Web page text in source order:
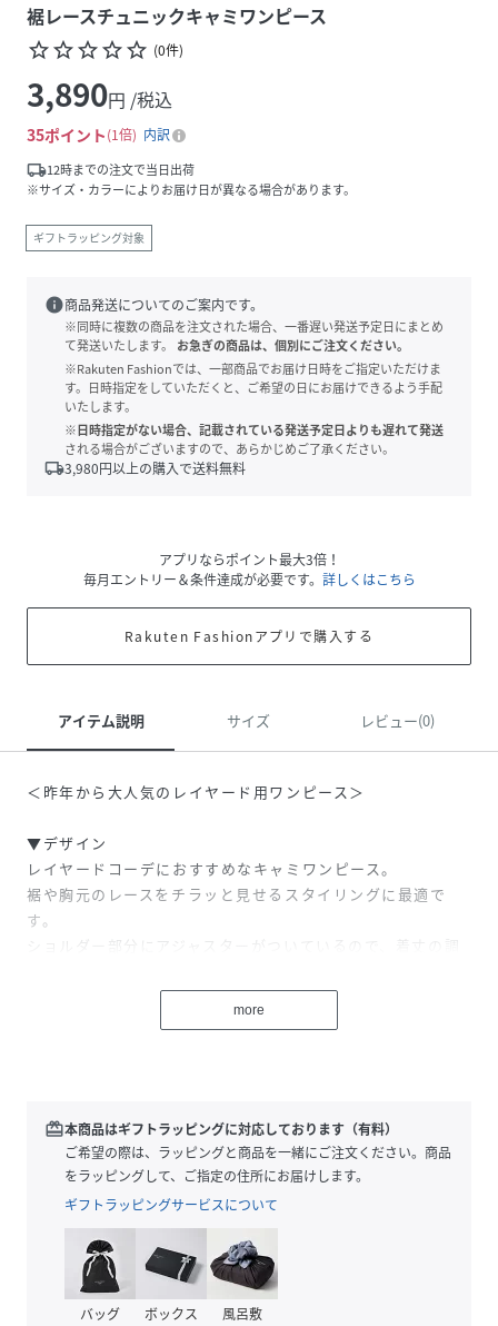
裾レースチュニックキャミワンピース
star_borderstar_borderstar_borderstar_borderstar_border (0件)
3,890円 /税込
35ポイント 1倍
内訳
local_shipping12時までの注文で当日出荷
※サイズ・カラーによりお届け日が異なる場合があります。
ギフトラッピング対象
info商品発送についてのご案内です。
※同時に複数の商品を注文された場合、一番遅い発送予定日にまとめ
て発送いたします。
お急ぎの商品は、個別にご注文ください。
※Rakuten Fashionでは、一部商品でお届け日時をご指定いただけま
す。日時指定をしていただくと、ご希望の日にお届けできるよう手配
いたします。
※日時指定がない場合、記載されている発送予定日よりも遅れて発送
される場合がございますので、あらかじめご了承ください。
local_shipping3,980円以上の購入で送料無料
アプリならポイント最大3倍！
毎月エントリー＆条件達成が必要です。 詳しくはこちら
Rakuten Fashionアプリで購入する
アイテム説明 サイズ レビュー(0)
＜昨年から大人気のレイヤード用ワンピース＞
▼デザイン
レイヤードコーデにおすすめなキャミワンピース。
裾や胸元のレースをチラッと見せるスタイリングに最適で
す。
ショルダー部分にアジャスターがついているので、着丈の調
ブラックとホワイトの定番無地2色と今年トレンドのドット
がおすすめ！
上から半袖テーラージャケットを羽織って、裾からレースを
見せるスタイリングがイチオシ！
------------------------------
生地感：やや薄手
伸縮性：なし
透け感：なし
more
redeem本商品はギフトラッピングに対応しております（有料）
ご希望の際は、ラッピングと商品を一緒にご注文ください。商品
をラッピングして、ご指定の住所にお届けします。
ギフトラッピングサービスについて
バッグ ボックス 風呂敷